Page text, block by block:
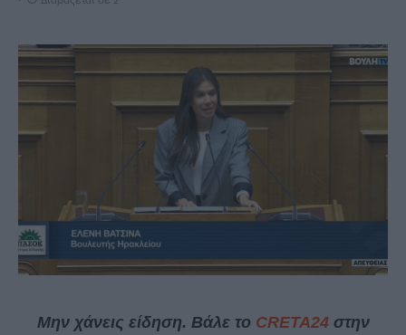
Μην χάνεις είδηση. Βάλε το CRETA24στην